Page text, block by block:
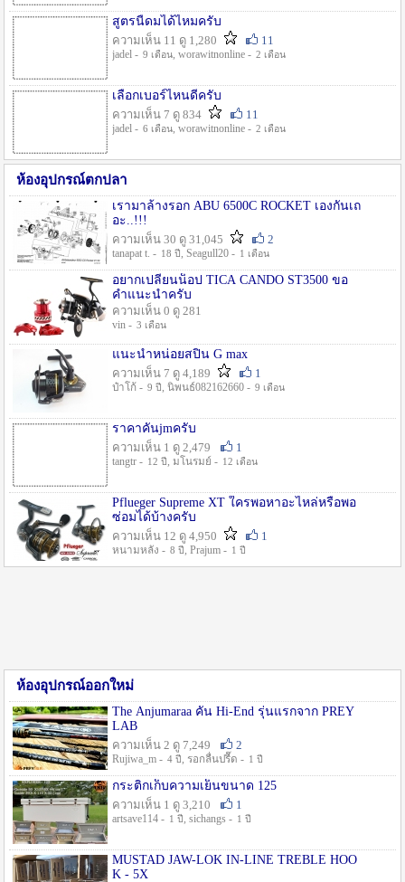
สูตรนี้ดมได้ไหมครับ
ความเห็น 11 ดู 1,280
11
jadel - 9 เดือน, worawitnonline - 2 เดือน
เลือกเบอร์ไหนดีครับ
ความเห็น 7 ดู 834
11
jadel - 6 เดือน, worawitnonline - 2 เดือน
ห้องอุปกรณ์ตกปลา
เรามาล้างรอก ABU 6500C ROCKET เองกันเถ
อะ..!!!
ความเห็น 30 ดู 31,045
2
tanapat t. - 18 ปี , Seagull20 - 1 เดือน
อยากเปลี่ยนน็อป TICA CANDO ST3500 ขอ
คำแนะนำครับ
ความเห็น 0 ดู 281
vin - 3 เดือน
แนะนำหน่อยสปิน G max
ความเห็น 7 ดู 4,189
1
ป๋าโก้ - 9 ปี , นิพนธ์082162660 - 9 เดือน
ราคาคันjmครับ
ความเห็น 1 ดู 2,479
1
tangtr - 12 ปี , มโนรมย์ - 12 เดือน
Pflueger Supreme XT ใครพอหาอะไหล่หรือพอ
ซ่อมได้บ้างครับ
ความเห็น 12 ดู 4,950
1
หนามหลัง - 8 ปี , Prajum - 1 ปี
ห้องอุปกรณ์ออกใหม่
The Anjumaraa คัน Hi-End รุ่นแรกจาก PREY
LAB
ความเห็น 2 ดู 7,249
2
Rujiwa_m - 4 ปี , รอกลื่นปรื๊ด - 1 ปี
กระติกเก็บความเย็นขนาด 125
ความเห็น 1 ดู 3,210
1
artsave114 - 1 ปี , sichangs - 1 ปี
MUSTAD JAW-LOK IN-LINE TREBLE HOO
K - 5X